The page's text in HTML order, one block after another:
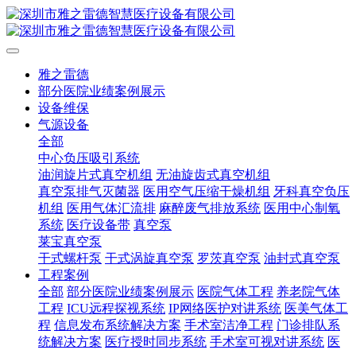
雅之雷德
部分医院业绩案例展示
设备维保
气源设备
全部
中心负压吸引系统
油润旋片式真空机组 无油旋齿式真空机组
真空泵排气灭菌器 医用空气压缩干燥机组 牙科真空负压
机组 医用气体汇流排 麻醉废气排放系统 医用中心制氧
系统 医疗设备带 真空泵
莱宝真空泵
干式螺杆泵 干式涡旋真空泵 罗茨真空泵 油封式真空泵
工程案例
全部 部分医院业绩案例展示 医院气体工程 养老院气体
工程 ICU远程探视系统 IP网络医护对讲系统 医美气体工
程 信息发布系统解决方案 手术室洁净工程 门诊排队系
统解决方案 医疗授时同步系统 手术室可视对讲系统 医